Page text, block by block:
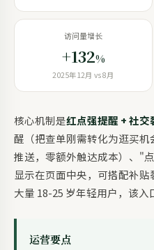
访问量增长
+132%
2025年12月 vs 8月
核心机制是红点强提醒 + 社交
醒（把查单刚需转化为逛买
推送，零额外触达成本）、"
显示在页面中央，可搭配补
大量 18-25 岁年轻用户，该入
运营要点